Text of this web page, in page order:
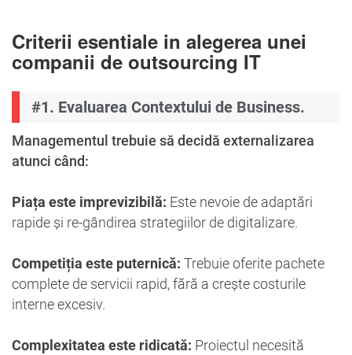
Criterii esentiale in alegerea unei
companii de outsourcing IT
#1. Evaluarea Contextului de Business.
Managementul trebuie să decidă externalizarea
atunci când:
Piața este imprevizibilă: Este nevoie de adaptări
rapide și re-gândirea strategiilor de digitalizare.
Competiția este puternică: Trebuie oferite pachete
complete de servicii rapid, fără a crește costurile
interne excesiv.
Complexitatea este ridicată: Proiectul necesită